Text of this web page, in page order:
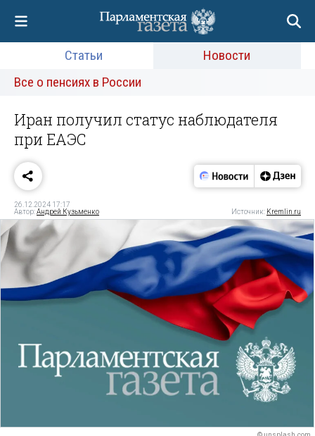
Статьи
Новости
Все о пенсиях в России
Иран получил статус наблюдателя
при ЕАЭС
26.12.2024 17:17
Автор:Андрей Кузьменко Источник: Kremlin.ru